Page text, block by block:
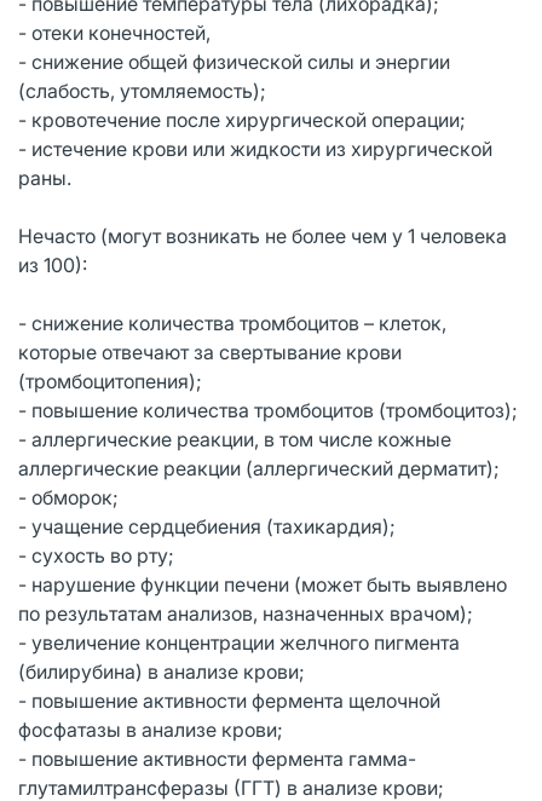
- отеки конечностей,
- снижение общей физической силы и энергии
(слабость, утомляемость);
- кровотечение после хирургической операции;
- истечение крови или жидкости из хирургической
раны.
Нечасто (могут возникать не более чем у 1 человека
из 100):
- снижение количества тромбоцитов – клеток,
которые отвечают за свертывание крови
(тромбоцитопения);
- повышение количества тромбоцитов (тромбоцитоз);
- аллергические реакции, в том числе кожные
аллергические реакции (аллергический дерматит);
- обморок;
- учащение сердцебиения (тахикардия);
- сухость во рту;
- нарушение функции печени (может быть выявлено
по результатам анализов, назначенных врачом);
- увеличение концентрации желчного пигмента
(билирубина) в анализе крови;
- повышение активности фермента щелочной
фосфатазы в анализе крови;
- повышение активности фермента гамма-
глутамилтрансферазы (ГГТ) в анализе крови;